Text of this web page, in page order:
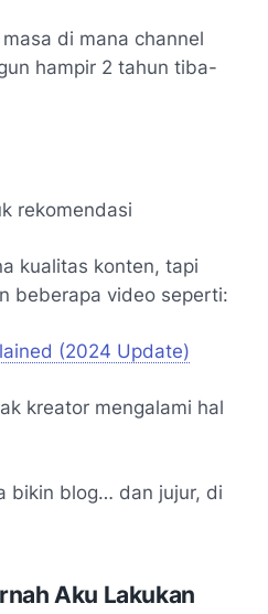
di mana channel
hampir 2 tahun tiba-
rekomendasi
kualitas konten, tapi
beberapa video seperti:
(2024 Update)
kreator mengalami hal
bikin blog… dan jujur, di
Aku Lakukan